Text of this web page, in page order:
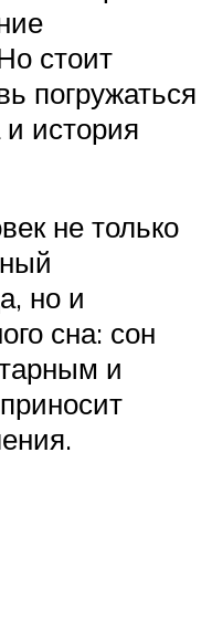
стоит
погружаться
и история
не только
но и
сна: сон
и